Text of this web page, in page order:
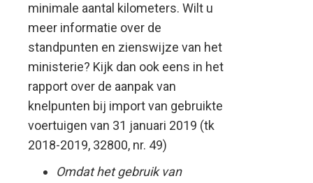
minimale aantal kilometers. Wilt u
meer informatie over de
standpunten en zienswijze van het
ministerie? Kijk dan ook eens in het
rapport over de aanpak van
knelpunten bij import van gebruikte
voertuigen van 31 januari 2019 (tk
2018-2019, 32800, nr. 49)
Omdat het gebruik van